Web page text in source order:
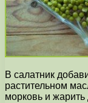
В салатник
растительном
морковь и жарить